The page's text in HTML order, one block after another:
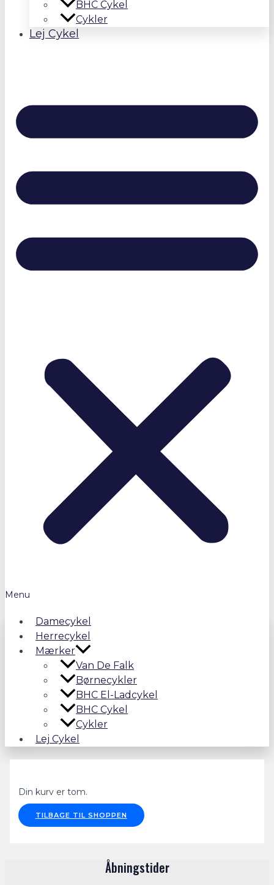
BHC Cykel
Cykler
Lej Cykel
Menu
Damecykel
Herrecykel
Mærker
Van De Falk
Børnecykler
BHC El-Ladcykel
BHC Cykel
Cykler
Lej Cykel
Din kurv er tom.
TILBAGE TIL SHOPPEN
Åbningstider